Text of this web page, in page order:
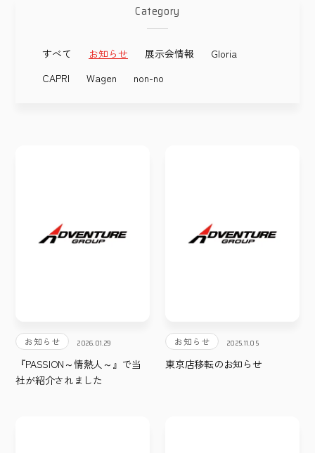
Category
すべて お知らせ 展示会情報
Gloria
CAPRI
Wagen non-no
お知らせ 2026.01.29
『PASSION～情熱人～』で当
社が紹介されました
お知らせ 2025.11.05
東京店移転のお知らせ